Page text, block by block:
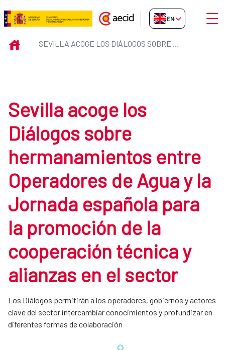
Skip to Main Content
Sevilla acoge los Diálogos
EN-GB
INICIO SEVILLA ACOGE LOS DIÁLOGOS SOBRE HERMANAMIENTOS ENTRE OPERADORES DE AGUA Y LA JORNADA ESPAÑOLA PARA LA PROMOCIÓN DE LA COOPERACIÓN TÉCNICA Y ALIANZAS EN EL SECTOR
Sevilla acoge los
Diálogos sobre
hermanamientos entre
Operadores de Agua y la
Jornada española para
la promoción de la
cooperación técnica y
alianzas en el sector
Los Diálogos permitirán a los operadores, gobiernos y actores
clave del sector intercambiar conocimientos y profundizar en
diferentes formas de colaboración